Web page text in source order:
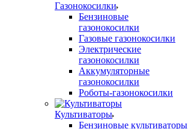
Газонокосилки
Бензиновые
газонокосилки
Газовые газонокосилки
Электрические
газонокосилки
Аккумуляторные
газонокосилки
Роботы-газонокосилки
Культиваторы
Бензиновые культиваторы